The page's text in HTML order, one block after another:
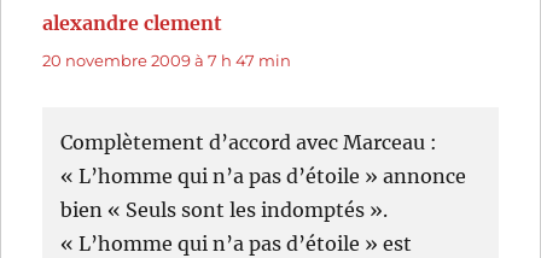
alexandre clement
20 novembre 2009 à 7 h 47 min
Complètement d’accord avec Marceau :
« L’homme qui n’a pas d’étoile » annonce
bien « Seuls sont les indomptés ».
« L’homme qui n’a pas d’étoile » est